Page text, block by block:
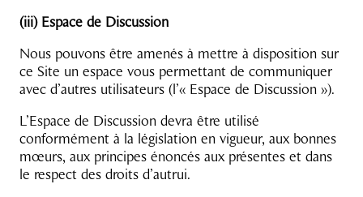
(iii) Espace de Discussion
Nous pouvons être amenés à mettre à disposition sur
ce Site un espace vous permettant de communiquer
avec d’autres utilisateurs (l’« Espace de Discussion »).
L’Espace de Discussion devra être utilisé
conformément à la législation en vigueur, aux bonnes
mœurs, aux principes énoncés aux présentes et dans
le respect des droits d’autrui.